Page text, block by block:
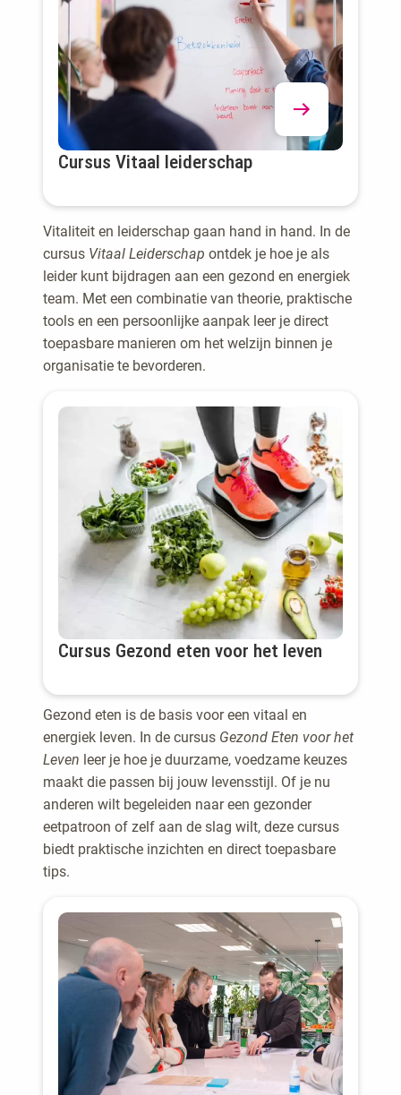
Cursus Vitaal leiderschap
Vitaliteit en leiderschap gaan hand in hand. In de
cursus Vitaal Leiderschap ontdek je hoe je als
leider kunt bijdragen aan een gezond en energiek
team. Met een combinatie van theorie, praktische
tools en een persoonlijke aanpak leer je direct
toepasbare manieren om het welzijn binnen je
organisatie te bevorderen.
Cursus Gezond eten voor het leven
Gezond eten is de basis voor een vitaal en
energiek leven. In de cursus Gezond Eten voor het
Leven leer je hoe je duurzame, voedzame keuzes
maakt die passen bij jouw levensstijl. Of je nu
anderen wilt begeleiden naar een gezonder
eetpatroon of zelf aan de slag wilt, deze cursus
biedt praktische inzichten en direct toepasbare
tips.